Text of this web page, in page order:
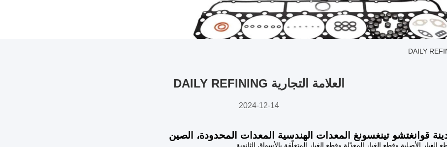
العلامة التجارية DAILY REFINING
2024-12-14
قوانغتشو تينغسونغ المعدات الهندسية المعدات المحدودة، الصين
الأصلية وقطع الغيار المعدّلة وقطع الغيار المتعلّقة بالأسواق الثانوية